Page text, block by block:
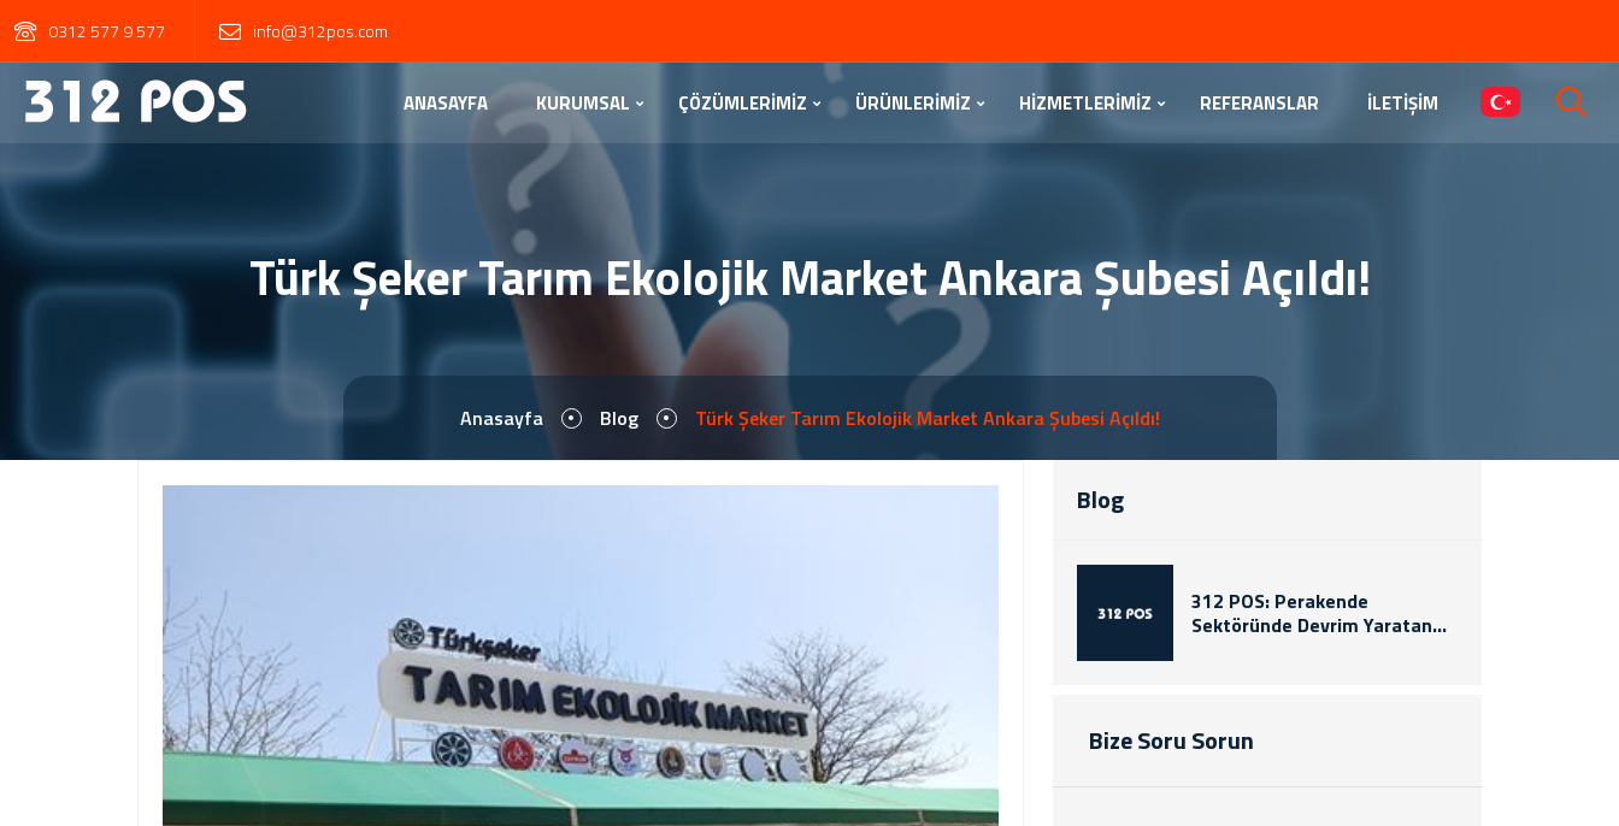
0312 577 9 577 info@312pos.com
ANASAYFA KURUMSAL ÇÖZÜMLERİMİZ ÜRÜNLERİMİZ HİZMETLERİMİZ REFERANSLAR İLETİŞİM
Türk Şeker Tarım Ekolojik Market Ankara Şubesi Açıldı!
Anasayfa Blog Türk Şeker Tarım Ekolojik Market Ankara Şubesi Açıldı!
Blog
312 POS: Perakende
Sektöründe Devrim Yaratan
Bize Soru Sorun